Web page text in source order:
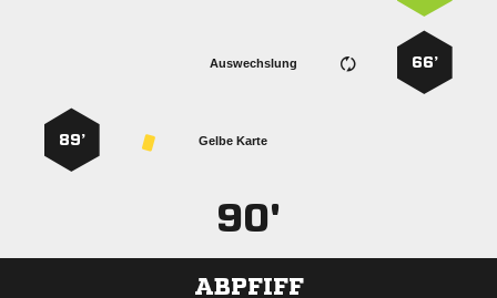
66’
Auswechslung
Gelbe Karte
89’
90'
ABPFIFF